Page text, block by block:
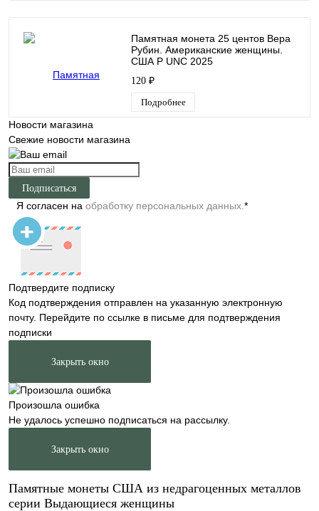
Памятная монета 25 центов Вера
Рубин. Американские женщины.
США Р UNC 2025
120 ₽
Подробнее
Новости магазина
Свежие новости магазина
Подписаться
Я согласен на обработку персональных данных. *
Подтвердите подписку
Код подтверждения отправлен на указанную электронную
почту. Перейдите по ссылке в письме для подтверждения
подписки
Закрыть окно
Произошла ошибка
Не удалось успешно подписаться на рассылку.
Закрыть окно
Памятные монеты США из недрагоценных металлов
серии Выдающиеся женщины